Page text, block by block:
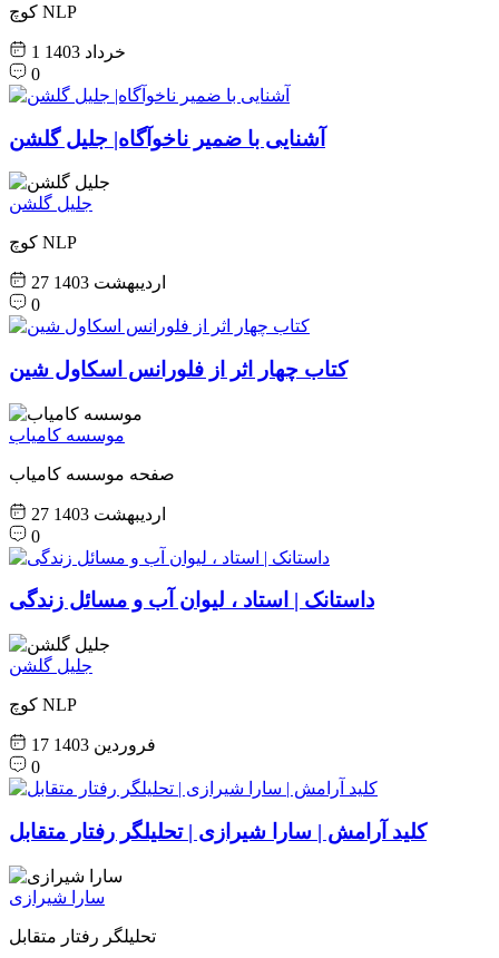
کوچ NLP
1 خرداد 1403
0
آشنایی با ضمیر ناخوآگاه| جلیل گلشن
جلیل گلشن
کوچ NLP
27 اردیبهشت 1403
0
کتاب چهار اثر از فلورانس اسکاول شین
موسسه کامیاب
صفحه موسسه کامیاب
27 اردیبهشت 1403
0
داستانک | استاد ، لیوان آب و مسائل زندگی
جلیل گلشن
کوچ NLP
17 فروردین 1403
0
کلید آرامش | سارا شیرازی | تحلیلگر رفتار متقابل
سارا شیرازی
تحلیلگر رفتار متقابل